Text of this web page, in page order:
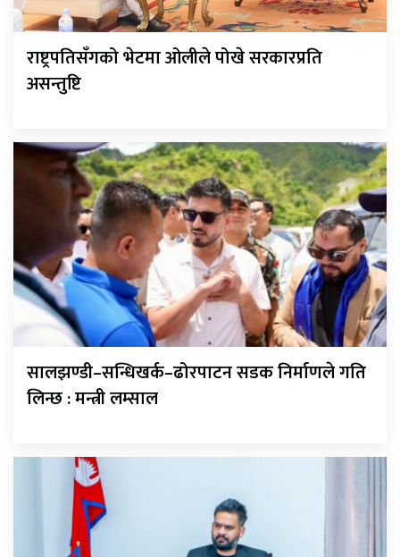
राष्ट्रपतिसँगको भेटमा ओलीले पोखे सरकारप्रति
असन्तुष्टि
सालझण्डी–सन्धिखर्क–ढोरपाटन सडक निर्माणले गति
लिन्छ : मन्त्री लम्साल